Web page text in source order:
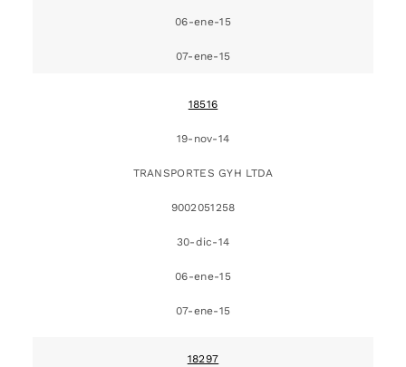
06-ene-15
07-ene-15
18516
19-nov-14
TRANSPORTES GYH LTDA
9002051258
30-dic-14
06-ene-15
07-ene-15
18297